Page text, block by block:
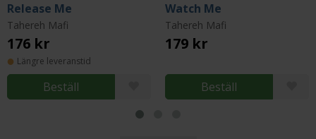
Release Me
Tahereh Mafi
176 kr
Längre leveranstid
Beställ
Watch Me
Tahereh Mafi
179 kr
Beställ